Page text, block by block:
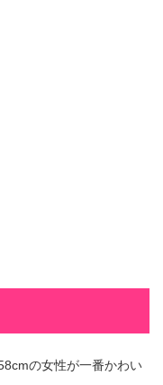
の女性が一番かわい